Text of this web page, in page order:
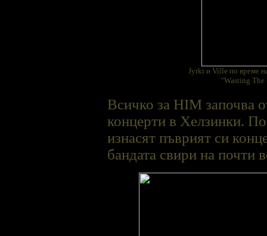
Jyrki и Ville по време
"Wasting The
Всичко за HIM започва
концерти в Хелзинки.
изнасят пъврият си
бандата свири на почти